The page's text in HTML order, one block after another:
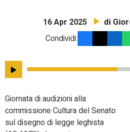
16 Apr 2025 di
Condividi:
Giornata di audizioni alla
commissione Cultura del Senato
sul disegno di legge leghista